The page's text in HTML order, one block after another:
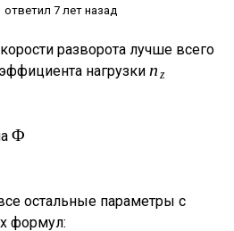
ответил 7 лет назад
разворота лучше всего
нагрузкиn z
Φ
остальные параметры с
формул: